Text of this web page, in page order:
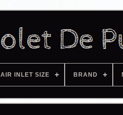
AIR INLET SIZE BRAND